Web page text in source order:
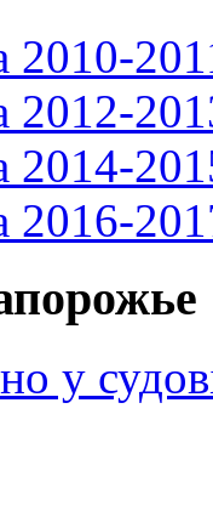
2010-
2012-
2014-
2016-
у